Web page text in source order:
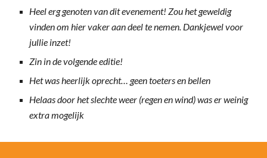
Heel erg genoten van dit evenement! Zou het geweldig
vinden om hier vaker aan deel te nemen. Dankjewel voor
jullie inzet!
Zin in de volgende editie!
Het was heerlijk oprecht… geen toeters en bellen
Helaas door het slechte weer (regen en wind) was er weinig
extra mogelijk